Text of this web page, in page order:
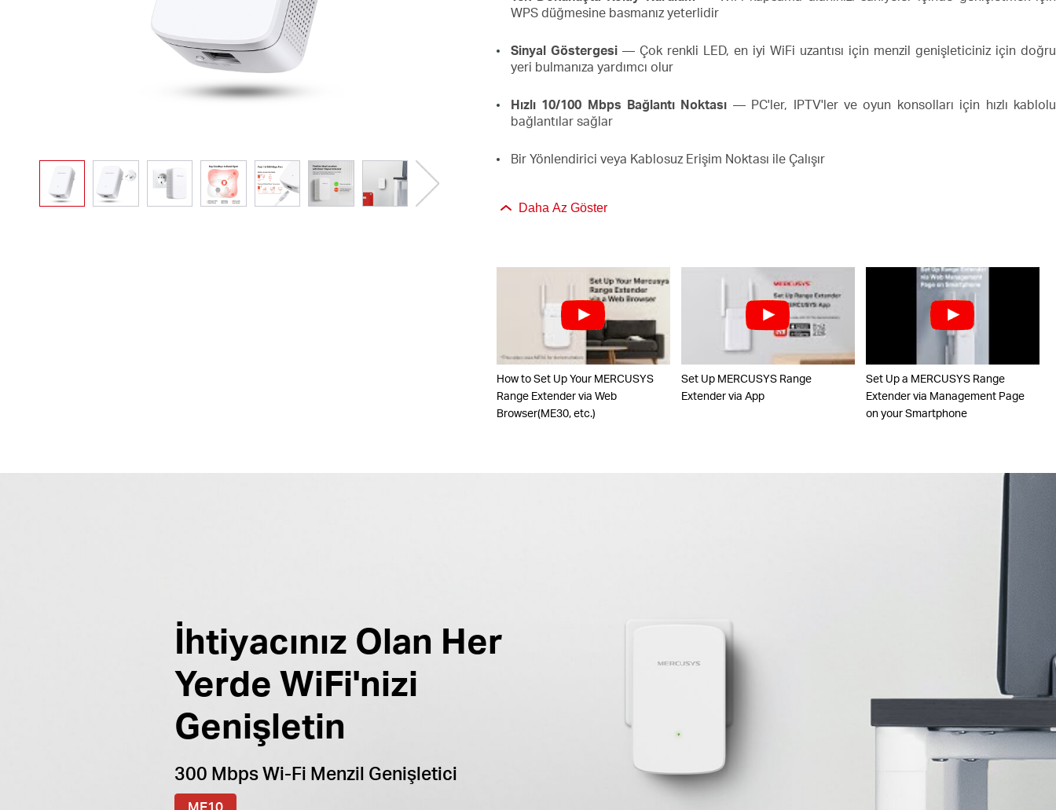
WPS düğmesine basmanız yeterlidir
Sinyal Göstergesi— Çok renkli LED, en iyi WiFi uzantısı için menzil genişleticiniz için doğru
yeri bulmanıza yardımcı olur
Hızlı 10/100 Mbps Bağlantı Noktası — PC'ler, IPTV'ler ve oyun konsolları için hızlı kablolu
bağlantılar sağlar
Bir Yönlendirici veya Kablosuz Erişim Noktası ile Çalışır
Daha Az Göster
How to Set Up Your MERCUSYS
Range Extender via Web
Browser(ME30, etc.)
Set Up MERCUSYS Range
Extender via App
Set Up a MERCUSYS Range
Extender via Management Page
on your Smartphone
İhtiyacınız Olan Her
Yerde WiFi'nizi
Genişletin
300 Mbps Wi-Fi Menzil Genişletici
ME10